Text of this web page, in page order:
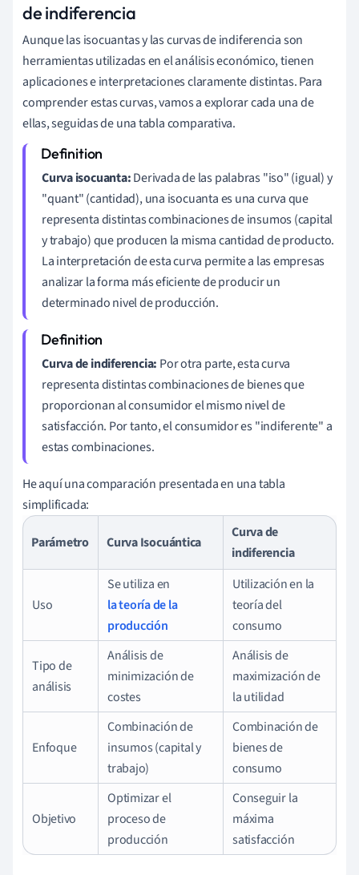
de indiferencia
Aunque las isocuantas y las curvas de indiferencia son
herramientas utilizadas en el análisis económico, tienen
aplicaciones e interpretaciones claramente distintas. Para
comprender estas curvas, vamos a explorar cada una de
ellas, seguidas de una tabla comparativa.
Curva isocuanta:Derivada de las palabras "iso" (igual) y
"quant" (cantidad), una isocuanta es una curva que
representa distintas combinaciones de insumos (capital
y trabajo) que producen la misma cantidad de producto.
La interpretación de esta curva permite a las empresas
analizar la forma más eficiente de producir un
determinado nivel de producción.
Curva de indiferencia: Por otra parte, esta curva
representa distintas combinaciones de bienes que
proporcionan al consumidor el mismo nivel de
satisfacción. Por tanto, el consumidor es "indiferente" a
estas combinaciones.
He aquí una comparación presentada en una tabla
simplificada:
Parámetro Curva Isocuántica
Curva de
indiferencia
Uso
Se utiliza en
la teoría de la
producción
Utilización en la
teoría del
consumo
Tipo de
análisis
Análisis de
minimización de
costes
Análisis de
maximización de
la utilidad
Enfoque
Combinación de
insumos (capital y
trabajo)
Combinación de
bienes de
consumo
Objetivo
Optimizar el
proceso de
producción
Conseguir la
máxima
satisfacción